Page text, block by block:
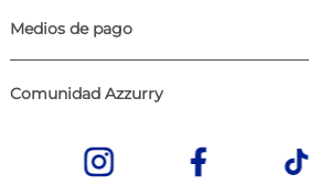
Medios de pago
Comunidad Azzurry